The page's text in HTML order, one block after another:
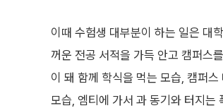
이때 수험생 대부분이 하는 일은 대
꺼운 전공 서적을 가득 안고 캠퍼스
이 돼 함께 학식을 먹는 모습, 캠퍼
모습, 엠티에 가서 과 동기와 터지